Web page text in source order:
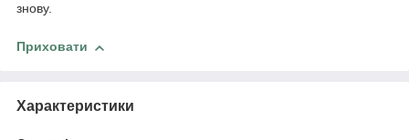
знову.
Приховати
Характеристики